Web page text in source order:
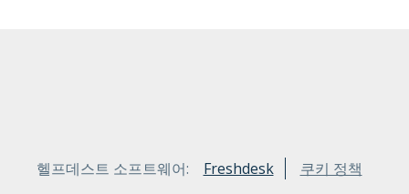
헬프데스트 소프트웨어: Freshdesk 쿠키 정책